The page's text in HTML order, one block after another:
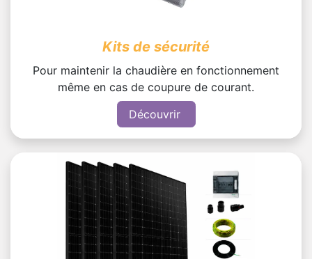
Kits de sécurité
Pour maintenir la chaudière en fonctionnement
même en cas de coupure de courant.
Découvrir